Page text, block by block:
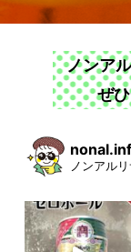
ノンア
ぜ
ノンアル